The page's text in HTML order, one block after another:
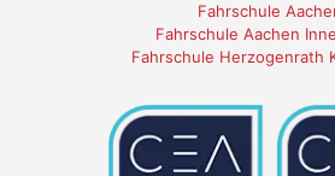
Fahrschule
Fahrschule Aachen
Fahrschule Herzogenrath